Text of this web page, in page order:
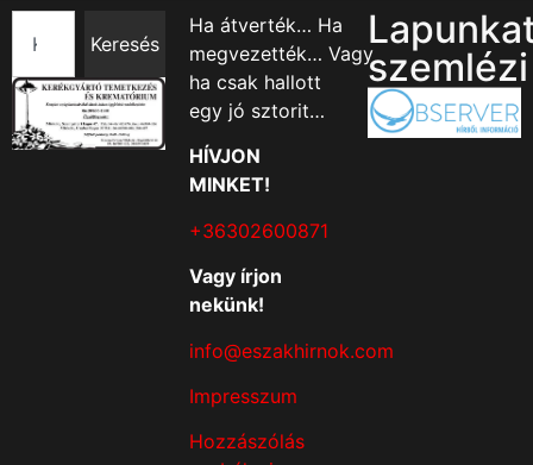
Keresés
Ha átverték… Ha
megvezették… Vagy
ha csak hallott
egy jó sztorit…
HÍVJON
MINKET!
+36302600871
Vagy írjon
nekünk!
info@eszakhirnok.com
Impresszum
Hozzászólás
szemlézi